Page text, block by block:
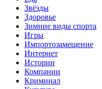
Звёзды
Здоровье
Зимние виды спорта
Игры
Импортозамещение
Интернет
Истории
Компании
Криминал